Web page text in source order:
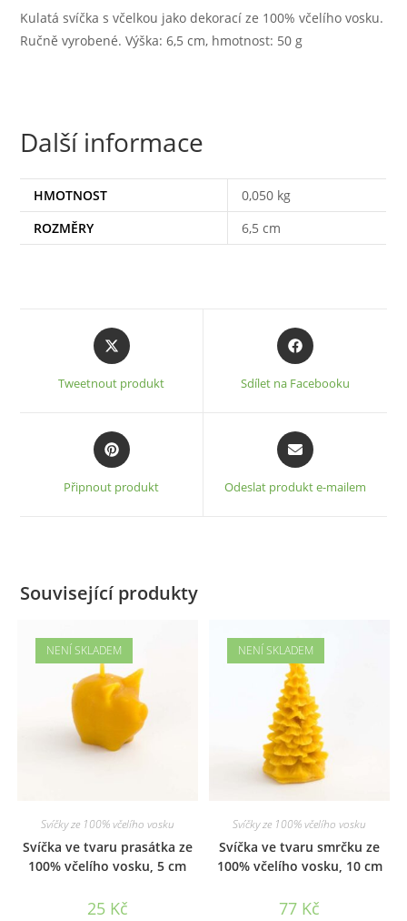
Kulatá svíčka s včelkou jako dekorací ze 100% včelího vosku.
Ručně vyrobené. Výška: 6,5 cm, hmotnost: 50 g
Další informace
HMOTNOST
0,050 kg
ROZMĚRY
6,5 cm
Opens
in
new
Tweetnout produkt
Opens
in
new
Sdílet na Facebooku
Opens
in
new
Připnout produkt
Opens
in
new
Odeslat produkt e-mailem
Související produkty
NENÍ SKLADEM
Svíčky ze 100% včelího vosku
Svíčka ve tvaru prasátka ze
100% včelího vosku, 5 cm
25 Kč
NENÍ SKLADEM
Svíčky ze 100% včelího vosku
Svíčka ve tvaru smrčku ze
100% včelího vosku, 10 cm
77 Kč